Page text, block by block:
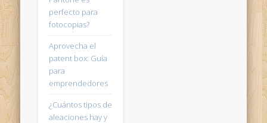
perfecto para
fotocopias?
Aprovecha el
patent box: Guía
para
emprendedores
¿Cuántos tipos de
aleaciones hay y